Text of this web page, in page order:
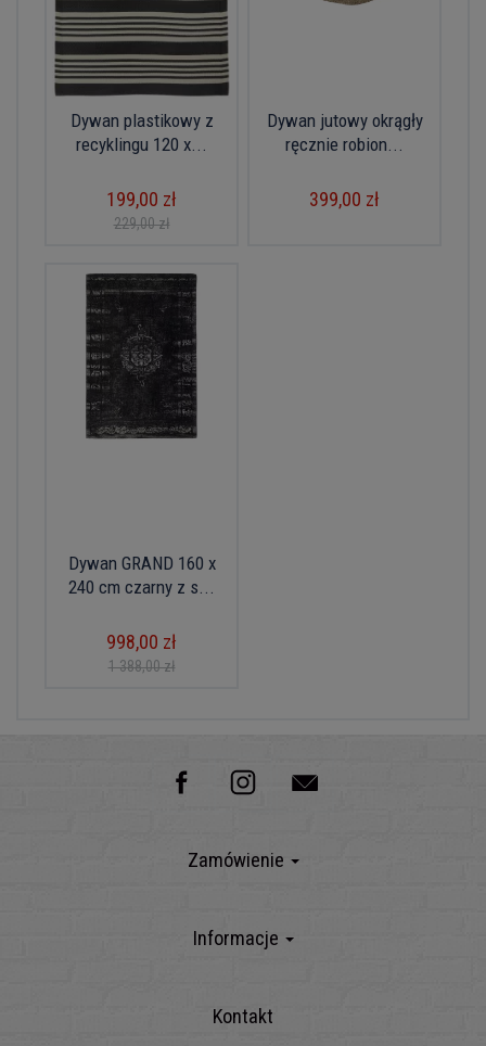
Dywan plastikowy z
recyklingu 120 x...
199,00 zł
229,00 zł
Dywan jutowy okrągły
ręcznie robion...
399,00 zł
Dywan GRAND 160 x
240 cm czarny z s...
998,00 zł
1 388,00 zł
Zamówienie
Informacje
Kontakt